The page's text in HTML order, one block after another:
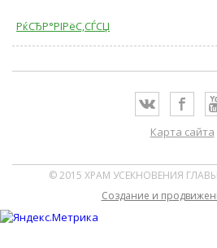
РќСЂР°РІРёС‚СЃСЏ
Карта сайта
© 2015 ХРАМ УСЕКНОВЕНИЯ
Cоздание и